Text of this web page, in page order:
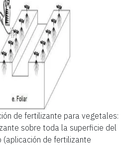
de fertilizante para vegetales:
sobre toda la superficie del
(aplicación de fertilizante